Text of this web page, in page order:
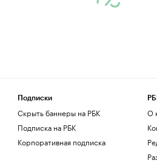
Подписки
Скрыть баннеры на РБК
Подписка на РБК
Корпоративная подписка
О